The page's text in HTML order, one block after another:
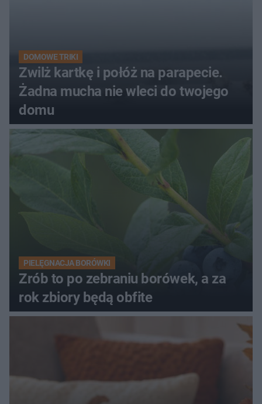
DOMOWE TRIKI
Zwilż kartkę i połóż na parapecie.
Żadna mucha nie wleci do twojego
domu
PIELĘGNACJA BORÓWKI
Zrób to po zebraniu borówek, a za
rok zbiory będą obfite